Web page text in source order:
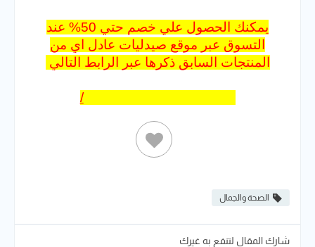
يمكنك الحصول علي خصم حتي 50% عند
التسوق عبر موقع صيدليات عادل اي من
المنتجات السابق ذكرها عبر الرابط التالي
https://adel-online.com/ar/
الصحة والجمال
شارك المقال لتنفع به غيرك